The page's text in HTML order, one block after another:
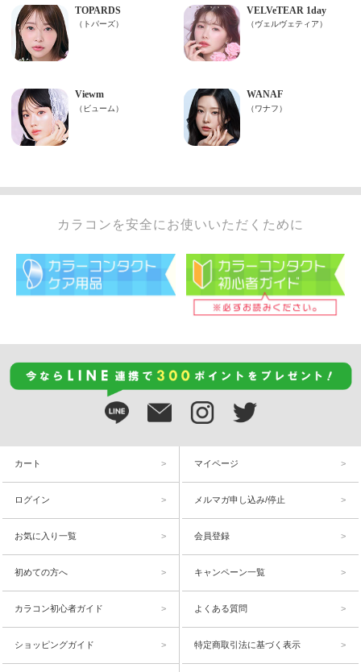
カラコンを安全にお使いいただくために
カート マイページ
ログイン メルマガ申し込み/停止
お気に入り一覧 会員登録
初めての方へ キャンペーン一覧
カラコン初心者ガイド よくある質問
ショッピングガイド 特定商取引法に基づく表示